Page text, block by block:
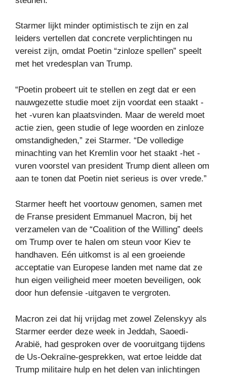
Starmer lijkt minder optimistisch te zijn en zal
leiders vertellen dat concrete verplichtingen nu
vereist zijn, omdat Poetin “zinloze spellen” speelt
met het vredesplan van Trump.
“Poetin probeert uit te stellen en zegt dat er een
nauwgezette studie moet zijn voordat een staakt -
het -vuren kan plaatsvinden. Maar de wereld moet
actie zien, geen studie of lege woorden en zinloze
omstandigheden,” zei Starmer. “De volledige
minachting van het Kremlin voor het staakt -het -
vuren voorstel van president Trump dient alleen om
aan te tonen dat Poetin niet serieus is over vrede.”
Starmer heeft het voortouw genomen, samen met
de Franse president Emmanuel Macron, bij het
verzamelen van de “Coalition of the Willing” deels
om Trump over te halen om steun voor Kiev te
handhaven. Eén uitkomst is al een groeiende
acceptatie van Europese landen met name dat ze
hun eigen veiligheid meer moeten beveiligen, ook
door hun defensie -uitgaven te vergroten.
Macron zei dat hij vrijdag met zowel Zelenskyy als
Starmer eerder deze week in Jeddah, Saoedi-
Arabië, had gesproken over de vooruitgang tijdens
de Us-Oekraïne-gesprekken, wat ertoe leidde dat
Trump militaire hulp en het delen van inlichtingen